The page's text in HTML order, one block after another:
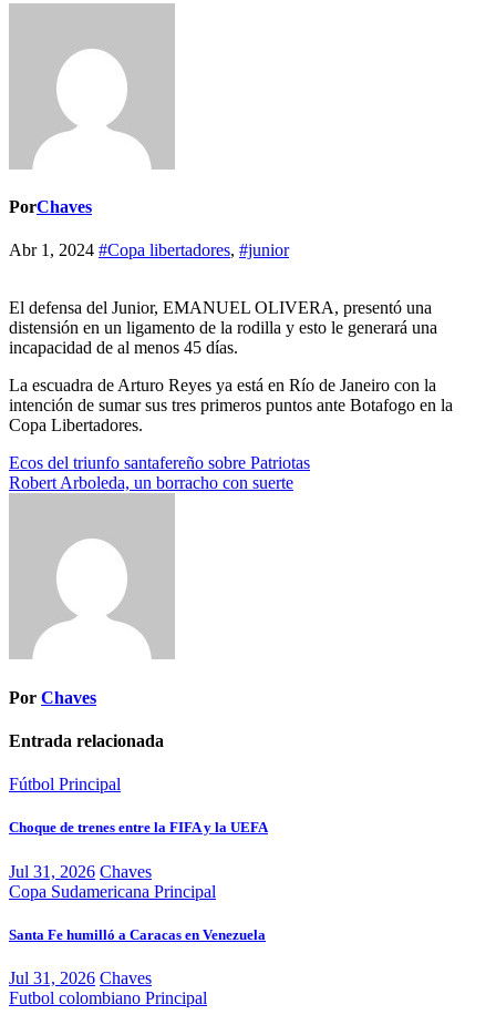
PorChaves
Abr 1, 2024 #Copa libertadores, #junior
El defensa del Junior, EMANUEL OLIVERA, presentó una
distensión en un ligamento de la rodilla y esto le generará una
incapacidad de al menos 45 días.
La escuadra de Arturo Reyes ya está en Río de Janeiro con la
intención de sumar sus tres primeros puntos ante Botafogo en la
Copa Libertadores.
Navegación
de
Ecos del triunfo santafereño sobre Patriotas
Robert Arboleda, un borracho con suerte
Por Chaves
Entrada relacionada
Fútbol Principal
Choque de trenes entre la FIFA y la UEFA
Jul 31, 2026 Chaves
Copa Sudamericana Principal
Santa Fe humilló a Caracas en Venezuela
Jul 31, 2026 Chaves
Futbol colombiano Principal